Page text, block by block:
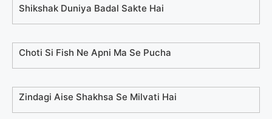
Shikshak Duniya Badal Sakte Hai
Choti Si Fish Ne Apni Ma Se Pucha
Zindagi Aise Shakhsa Se Milvati Hai